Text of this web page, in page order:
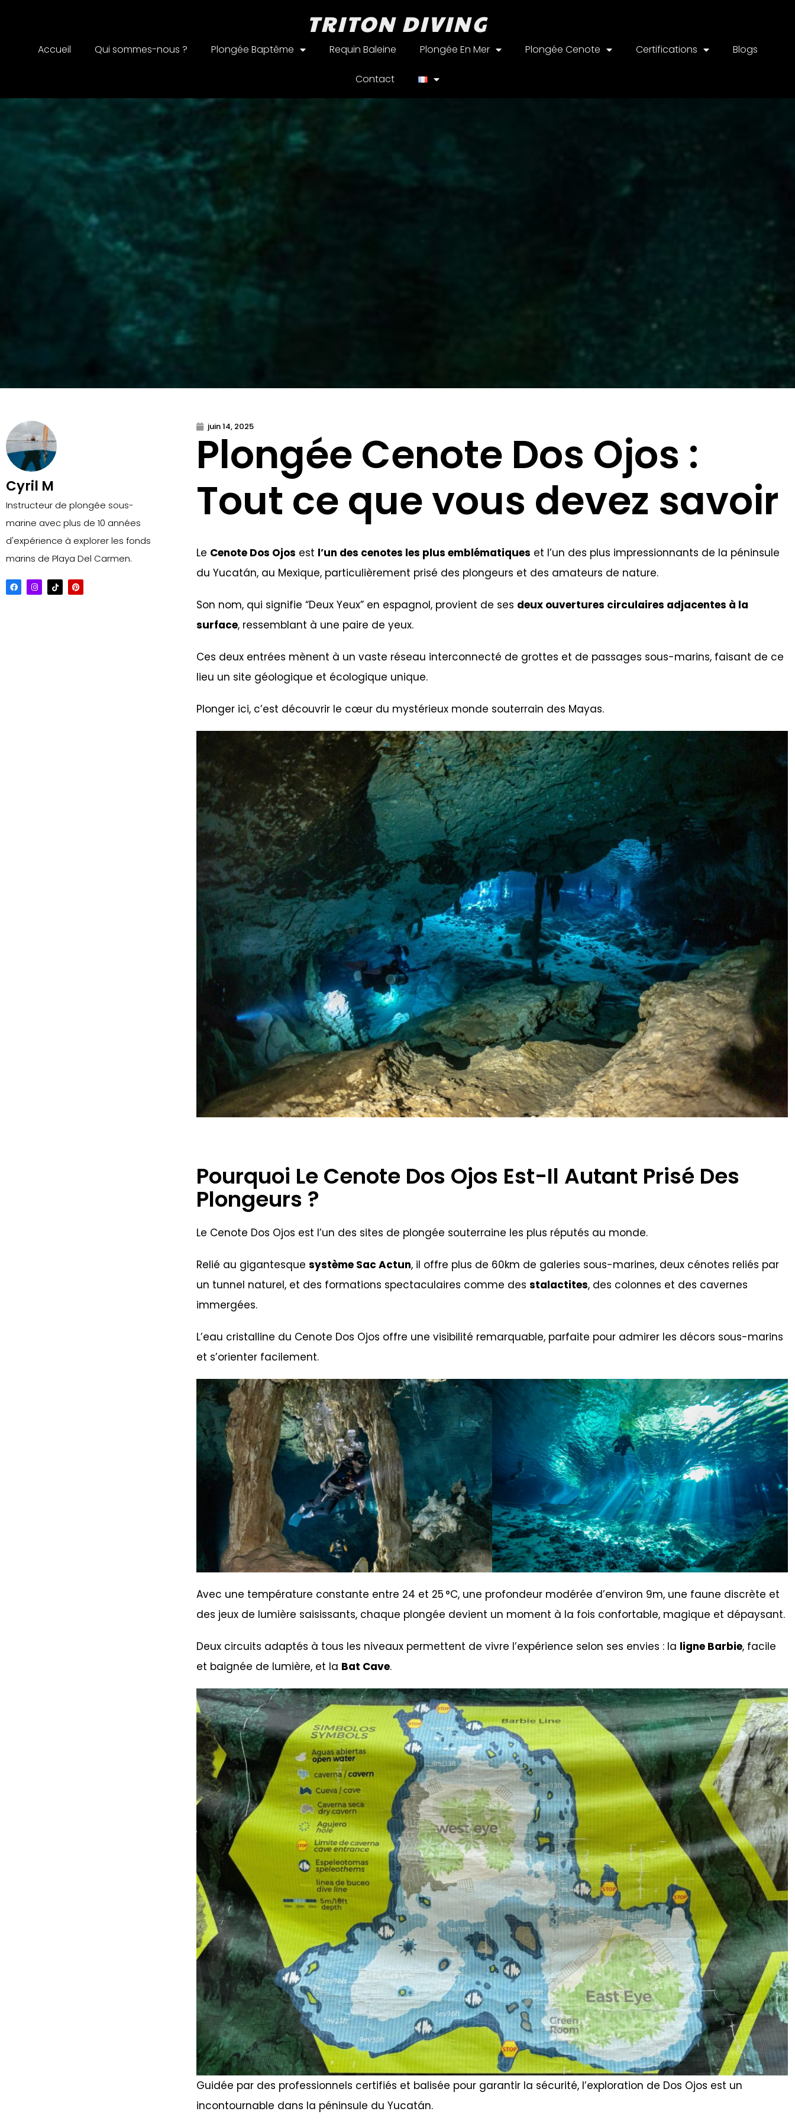
TRITON DIVING
Accueil Qui sommes-nous ? Plongée Baptême Requin Baleine Plongée En Mer Plongée Cenote Certifications Blogs
Contact
Cyril M
Instructeur de plongée sous-
marine avec plus de 10 années
d'expérience à explorer les fonds
marins de Playa Del Carmen.
juin 14, 2025
Plongée Cenote Dos Ojos :
Tout ce que vous devez savoir
Le Cenote Dos Ojos est l’un des cenotes les plus emblématiques et l’un des plus impressionnants de la péninsule
du Yucatán, au Mexique, particulièrement prisé des plongeurs et des amateurs de nature.
Son nom, qui signifie “Deux Yeux” en espagnol, provient de ses deux ouvertures circulaires adjacentes à la
surface, ressemblant à une paire de yeux.
Ces deux entrées mènent à un vaste réseau interconnecté de grottes et de passages sous-marins, faisant de ce
lieu un site géologique et écologique unique.
Plonger ici, c’est découvrir le cœur du mystérieux monde souterrain des Mayas.
Pourquoi Le Cenote Dos Ojos Est-Il Autant Prisé Des
Plongeurs ?
Le Cenote Dos Ojos est l’un des sites de plongée souterraine les plus réputés au monde.
Relié au gigantesque système Sac Actun, il offre plus de 60km de galeries sous-marines, deux cénotes reliés par
un tunnel naturel, et des formations spectaculaires comme des stalactites, des colonnes et des cavernes
immergées.
L’eau cristalline du Cenote Dos Ojos offre une visibilité remarquable, parfaite pour admirer les décors sous-marins
et s’orienter facilement.
Avec une température constante entre 24 et 25 °C, une profondeur modérée d’environ 9m, une faune discrète et
des jeux de lumière saisissants, chaque plongée devient un moment à la fois confortable, magique et dépaysant.
Deux circuits adaptés à tous les niveaux permettent de vivre l’expérience selon ses envies : la ligne Barbie, facile
et baignée de lumière, et la Bat Cave.
Guidée par des professionnels certifiés et balisée pour garantir la sécurité, l’exploration de Dos Ojos est un
incontournable dans la péninsule du Yucatán.